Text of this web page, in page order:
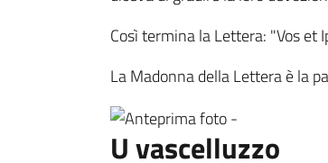
Così termina la Lettera: "Vos et
La Madonna della Lettera è la
U vascelluzzo